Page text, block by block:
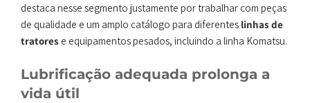
destaca nesse segmento justamente por trabalhar com peças
de qualidade e um amplo catálogo para diferentes linhas de
tratores e equipamentos pesados, incluindo a linha Komatsu.
Lubrificação adequada prolonga a
vida útil